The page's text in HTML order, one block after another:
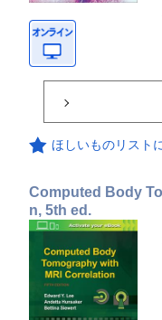
ほしいものリスト
Computed Body
n, 5th ed.